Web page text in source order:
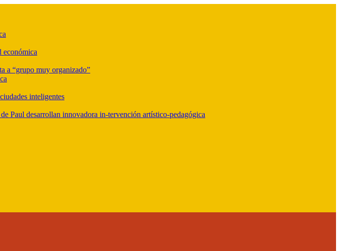
económica
a “grupo muy organizado”
inteligentes
Paul desarrollan innovadora in-tervención artístico-pedagógica